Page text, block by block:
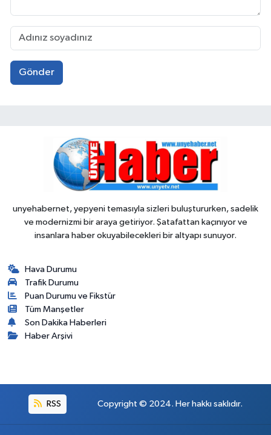
Gönder
unyehabernet, yepyeni temasıyla sizleri buluştururken, sadelik
ve modernizmi bir araya getiriyor. Şatafattan kaçınıyor ve
insanlara haber okuyabilecekleri bir altyapı sunuyor.
Hava Durumu
Trafik Durumu
Puan Durumu ve Fikstür
Tüm Manşetler
Son Dakika Haberleri
Haber Arşivi
RSS Copyright © 2024. Her hakkı saklıdır.